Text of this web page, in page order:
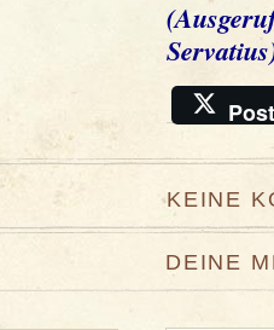
Post
KEINE
DEINE